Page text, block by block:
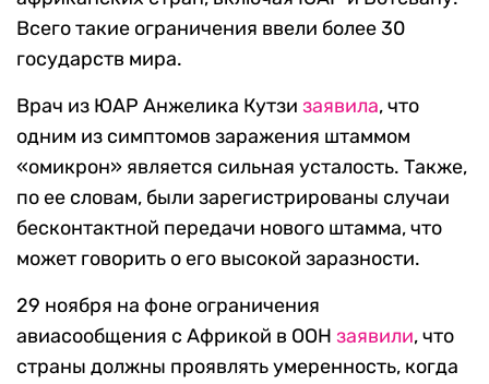
Всего такие ограничения ввели более 30
государств мира.
Врач из ЮАР Анжелика Кутзи заявила, что
одним из симптомов заражения штаммом
«омикрон» является сильная усталость. Также,
по ее словам, были зарегистрированы случаи
бесконтактной передачи нового штамма, что
может говорить о его высокой заразности.
29 ноября на фоне ограничения
авиасообщения с Африкой в ООН заявили, что
страны должны проявлять умеренность, когда